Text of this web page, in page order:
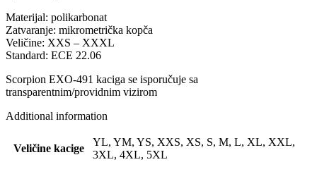
Materijal: polikarbonat
Zatvaranje: mikrometrička kopča
Veličine: XXS – XXXL
Standard: ECE 22.06
Scorpion EXO-491 kaciga se isporučuje sa
transparentnim/providnim vizirom
Additional information
Veličine kacige
YL, YM, YS, XXS, XS, S, M, L, XL, XXL,
3XL, 4XL, 5XL